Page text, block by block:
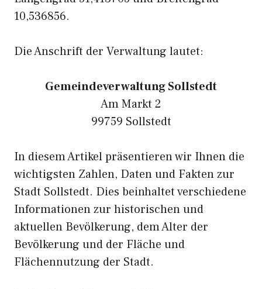
10,536856.
Die Anschrift der Verwaltung lautet:
Gemeindeverwaltung Sollstedt
Am Markt 2
99759 Sollstedt
In diesem Artikel präsentieren wir Ihnen die
wichtigsten Zahlen, Daten und Fakten zur
Stadt Sollstedt. Dies beinhaltet verschiedene
Informationen zur historischen und
aktuellen Bevölkerung, dem Alter der
Bevölkerung und der Fläche und
Flächennutzung der Stadt.